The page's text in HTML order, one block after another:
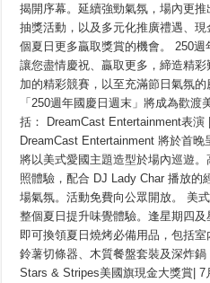
場」
歡
慶
美
國
建
國
250
週
年
呈
獻
連
續
四
日
的
精
彩
國
慶
揭開序幕。延續強勁氣氛，場內更
抽獎活動，以及多元化推廣禮遇、
個夏日更多贏取獎賞的機會。 250
讓您盡情慶祝、贏取更多，締造精
加的精彩競賽，以至充滿節日氣氛
「250週年國慶日週末」將成為歡
括： DreamCast Entertainment表
DreamCast Entertainment 將於首
將以美式愛國主題造型於場內巡遊
照體驗，配合 DJ Lady Char 播放的
場氣氛。活動免費向公眾開放。 美
整個夏日提升味覺體驗。逢星期四
即可換領夏日燒烤必備用品，包括
鈴薯切條器、木質餐盤套裝及深炸
Stars & Stripes美國旗現金大獎賞| 7